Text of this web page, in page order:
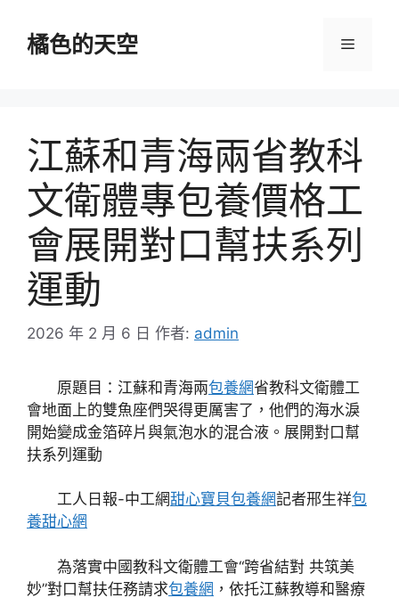
橘色的天空 選
江蘇和青海兩省教科
文衛體專包養價格工
會展開對口幫扶系列
運動
2026 年 2 月 6 日 作者: admin
原題目：江蘇和青海兩包養網省教科文衛體工
會地面上的雙魚座們哭得更厲害了，他們的海水淚
開始變成金箔碎片與氣泡水的混合液。展開對口幫
扶系列運動
工人日報-中工網甜心寶貝包養網記者邢生祥包
養甜心網
為落實中國教科文衛體工會“跨省結對 共筑美
妙”對口幫扶任務請求包養網 ，依托江蘇教導和醫療